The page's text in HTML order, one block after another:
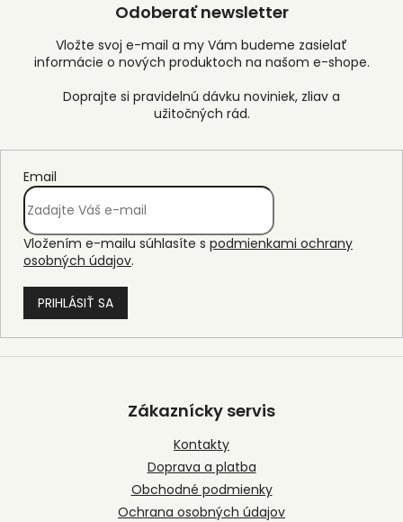
Odoberať newsletter
Vložte svoj e-mail a my Vám budeme zasielať
informácie o nových produktoch na našom e-shope.
Email
Vložením e-mailu súhlasíte s podmienkami ochrany
osobných údajov.
PRIHLÁSIŤ SA
Z
Zákaznícky servis
Kontakty
Doprava a platba
Obchodné podmienky
Ochrana osobných údajov